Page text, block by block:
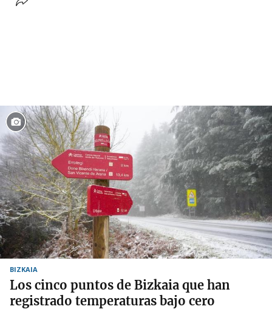
BIZKAIA
Los cinco puntos de Bizkaia que han
registrado temperaturas bajo cero